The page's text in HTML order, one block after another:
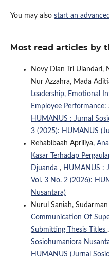
You may also start an
Most read articles by
Novy Dian Tri Ulandari,
Nur Azzahra, Mada
Leadership, Emotional
Employee
HUMANUS : Jurnal
3 (2025): HUMANUS
Rehabibaah Apriliya,
Kasar Terhadap
Djuanda , HUMANUS :
Vol. 3 No. 2 (2026):
Nusantara)
Nurul Saniah,
Communication Of
Submitting Thesis Titles ,
Sosiohumaniora
HUMANUS (Jurnal